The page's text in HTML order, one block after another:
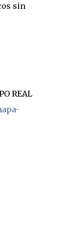
sin
REAL